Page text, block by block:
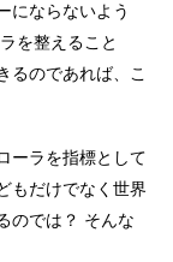
にならないよう
を整えること
るのであれば、こ
ーラを指標として
もだけでなく世界
のでは？ そんな